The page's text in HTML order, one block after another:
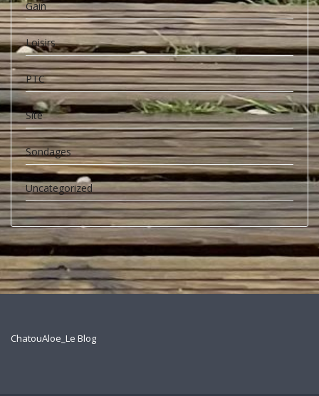
Gain
Loisirs
PTC
Site
Sondages
Uncategorized
ChatouAloe_Le Blog